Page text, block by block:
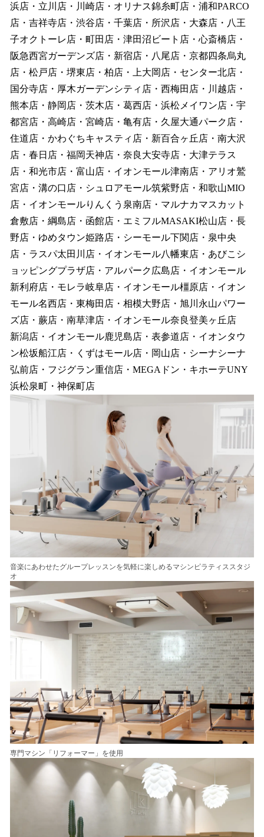
浜店・立川店・川崎店・オリナス錦糸町店・浦和PARCO
店・吉祥寺店・渋谷店・千葉店・所沢店・大森店・八王
子オクトーレ店・町田店・津田沼ビート店・心斎橋店・
阪急西宮ガーデンズ店・新宿店・八尾店・京都四条烏丸
店・松戸店・堺東店・柏店・上大岡店・センター北店・
国分寺店・厚木ガーデンシティ店・西梅田店・川越店・
熊本店・静岡店・茨木店・葛西店・浜松メイワン店・宇
都宮店・高崎店・宮崎店・亀有店・久屋大通パーク店・
住道店・かわぐちキャスティ店・新百合ヶ丘店・南大沢
店・春日店・福岡天神店・奈良大安寺店・大津テラス
店・和光市店・富山店・イオンモール津南店・アリオ鷲
宮店・溝の口店・シュロアモール筑紫野店・和歌山MIO
店・イオンモールりんくう泉南店・マルナカマスカット
倉敷店・綱島店・函館店・エミフルMASAKI松山店・長
野店・ゆめタウン姫路店・シーモール下関店・泉中央
店・ラスパ太田川店・イオンモール八幡東店・あびこシ
ョッピングプラザ店・アルパーク広島店・イオンモール
新利府店・モレラ岐阜店・イオンモール橿原店・イオン
モール名西店・東梅田店・相模大野店・旭川永山パワー
ズ店・蕨店・南草津店・イオンモール奈良登美ヶ丘店
新潟店・イオンモール鹿児島店・表参道店・イオンタウ
ン松坂船江店・くずはモール店・岡山店・シーナシーナ
弘前店・フジグラン重信店・MEGAドン・キホーテUNY
浜松泉町・神保町店
音楽にあわせたグループレッスンを気軽に楽しめるマシンピラティススタジ
オ
専門マシン「リフォーマー」を使用